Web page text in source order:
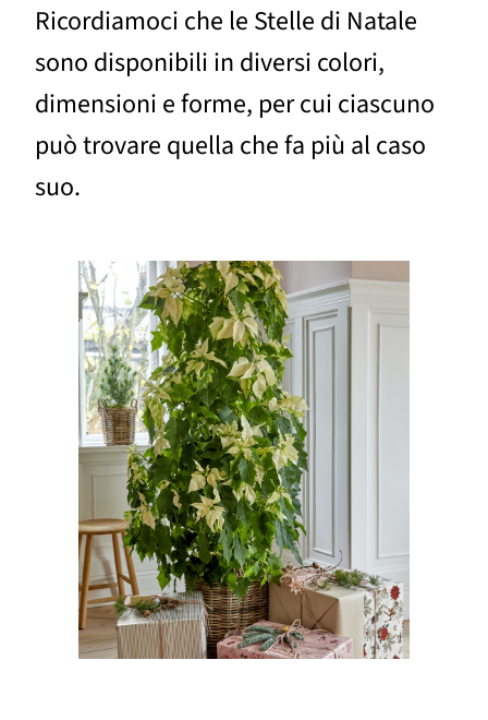
Ricordiamoci che le Stelle di Natale
sono disponibili in diversi colori,
dimensioni e forme, per cui ciascuno
può trovare quella che fa più al caso
suo.